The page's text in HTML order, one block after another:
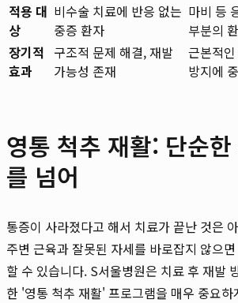
적용 대
상
비수술 치료에 반응 없는
중증 환자
마비 등
부분의
장기적
효과
구조적 문제 해결, 재발
가능성 존재
근본적
방지에
영통 척추 재활: 단순
를 넘어
통증이 사라졌다고 해서 치료가 끝난 것은
주변 근육과 잘못된 자세를 바로잡지 않으
할 수 있습니다. S서울병원은 치료 후 재발
한 '영통 척추 재활' 프로그램을 매우 중요하